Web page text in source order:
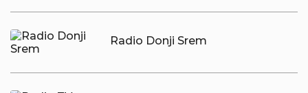
Radio Donji Srem